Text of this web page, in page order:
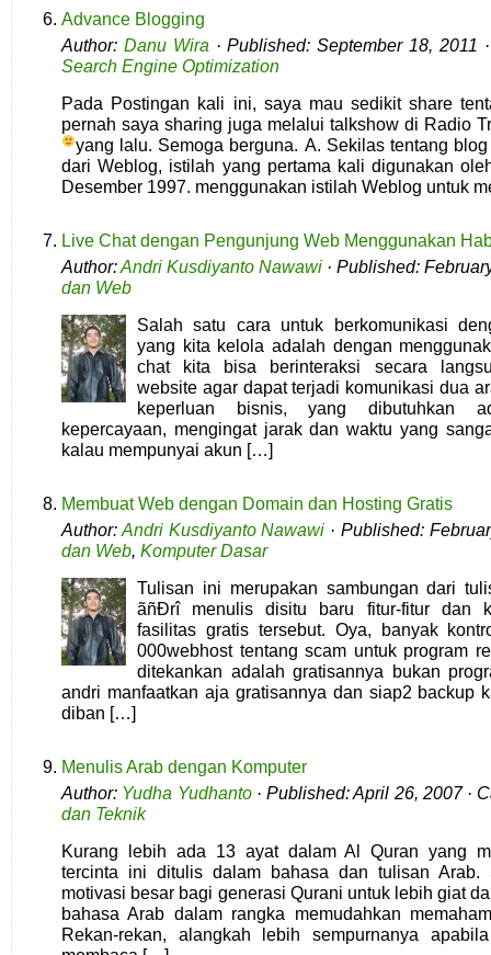
Advance Blogging
Author: Danu Wira · Published: September 18, 2011
Search Engine Optimization
Pada Postingan kali ini, saya mau sedikit share
pernah saya sharing juga melalui talkshow di Radio
yang lalu. Semoga berguna. A. Sekilas tentang
dari Weblog, istilah yang pertama kali digunakan
Desember 1997. menggunakan istilah Weblog untuk
Live Chat dengan Pengunjung Web Menggunakan
Author:Andri Kusdiyanto Nawawi · Published:
dan Web
Salah satu cara untuk berkomunikasi
yang kita kelola adalah dengan
chat kita bisa berinteraksi secara
website agar dapat terjadi komunikasi dua
keperluan bisnis, yang dibutuhkan
kepercayaan, mengingat jarak dan waktu yang
kalau mempunyai akun […]
Membuat Web dengan Domain dan Hosting Gratis
Author: Andri Kusdiyanto Nawawi · Published:
dan Web, Komputer Dasar
Tulisan ini merupakan sambungan dari
ãñÐrî menulis disitu baru fitur-fitur dan
fasilitas gratis tersebut. Oya, banyak
000webhost tentang scam untuk program
ditekankan adalah gratisannya bukan
andri manfaatkan aja gratisannya dan siap2 backup
diban […]
Menulis Arab dengan Komputer
Author: Yudha Yudhanto· Published: April 26, 2007 ·
dan Teknik
Kurang lebih ada 13 ayat dalam Al Quran yang
tercinta ini ditulis dalam bahasa dan tulisan Arab.
motivasi besar bagi generasi Qurani untuk lebih giat
bahasa Arab dalam rangka memudahkan
Rekan-rekan, alangkah lebih sempurnanya